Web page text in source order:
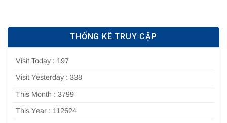
THỐNG KÊ TRUY CẬP
Visit Today : 197
Visit Yesterday : 338
This Month : 3799
This Year : 112624